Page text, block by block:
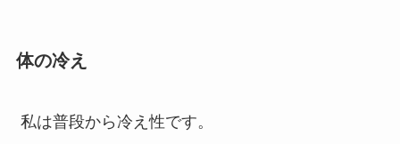
体の冷え
私は普段から冷え性です。